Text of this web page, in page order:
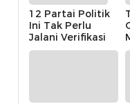
12 Partai Politik
Ini Tak Perlu
Jalani Verifikasi